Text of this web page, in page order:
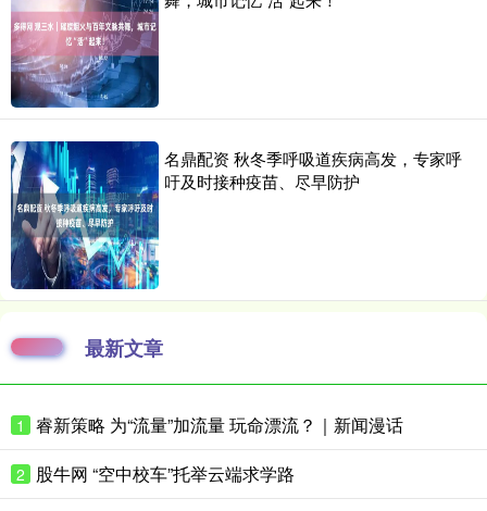
名鼎配资 秋冬季呼吸道疾病高发，专家呼
吁及时接种疫苗、尽早防护
最新文章
1 睿新策略 为“流量”加流量 玩命漂流？｜新闻漫话
2 股牛网 “空中校车”托举云端求学路